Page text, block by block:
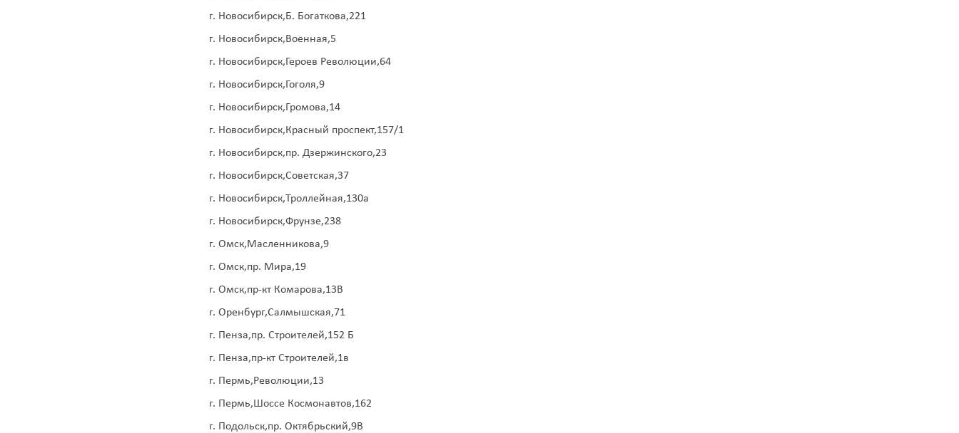
г. Новосибирск,Б. Богаткова,221
г. Новосибирск,Военная,5
г. Новосибирск,Героев Революции,64
г. Новосибирск,Гоголя,9
г. Новосибирск,Громова,14
г. Новосибирск,Красный проспект,157/1
г. Новосибирск,пр. Дзержинского,23
г. Новосибирск,Советская,37
г. Новосибирск,Троллейная,130а
г. Новосибирск,Фрунзе,238
г. Омск,Масленникова,9
г. Омск,пр. Мира,19
г. Омск,пр-кт Комарова,13В
г. Оренбург,Салмышская,71
г. Пенза,пр. Строителей,152 Б
г. Пенза,пр-кт Строителей,1в
г. Пермь,Революции,13
г. Пермь,Шоссе Космонавтов,162
г. Подольск,пр. Октябрьский,9В